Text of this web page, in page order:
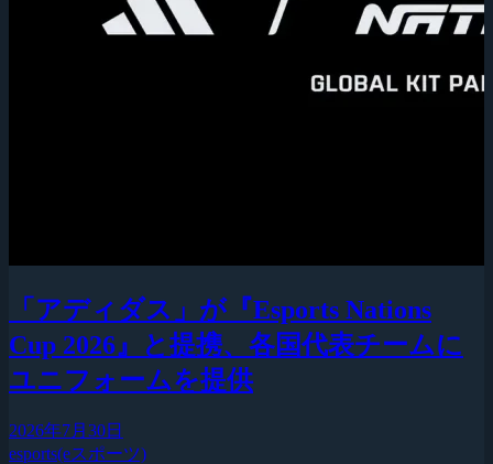
「アディダス」が『Esports Nations
Cup 2026』と提携、各国代表チームに
ユニフォームを提供
2026年7月30日
esports(eスポーツ)